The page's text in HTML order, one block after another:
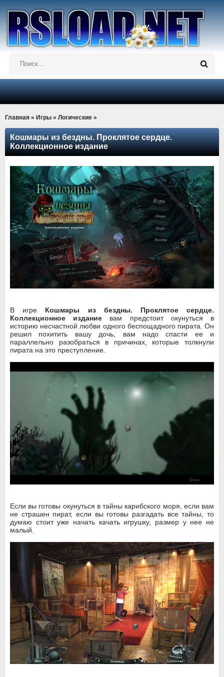
Главная » Игры » Логические »
Кошмары из бездны. Проклятое сердце.
Коллекционное издание
В игре Кошмары из бездны. Проклятое сердце.
Коллекционное издание вам предстоит окунуться в
историю несчастной любви одного беспощадного пирата. Он
решил похитить вашу дочь, вам надо спасти ее и
параллельно разобраться в причинах, которые толкнули
пирата на это преступление.
Если вы готовы окунуться в тайны карибского моря, если вам
не страшен пират, если вы готовы разгадать все тайны, то
думаю стоит уже начать качать игрушку, размер у нее не
малый.